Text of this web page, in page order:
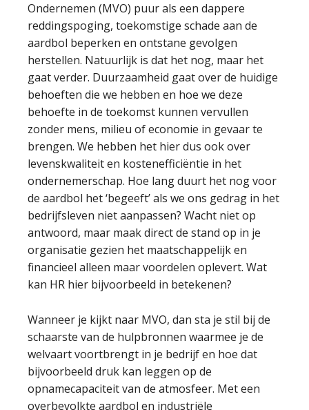
Ondernemen (MVO) puur als een dappere
reddingspoging, toekomstige schade aan de
aardbol beperken en ontstane gevolgen
herstellen. Natuurlijk is dat het nog, maar het
gaat verder. Duurzaamheid gaat over de huidige
behoeften die we hebben en hoe we deze
behoefte in de toekomst kunnen vervullen
zonder mens, milieu of economie in gevaar te
brengen. We hebben het hier dus ook over
levenskwaliteit en kostenefficiëntie in het
ondernemerschap. Hoe lang duurt het nog voor
de aardbol het ‘begeeft’ als we ons gedrag in het
bedrijfsleven niet aanpassen? Wacht niet op
antwoord, maar maak direct de stand op in je
organisatie gezien het maatschappelijk en
financieel alleen maar voordelen oplevert. Wat
kan HR hier bijvoorbeeld in betekenen?
Wanneer je kijkt naar MVO, dan sta je stil bij de
schaarste van de hulpbronnen waarmee je de
welvaart voortbrengt in je bedrijf en hoe dat
bijvoorbeeld druk kan leggen op de
opnamecapaciteit van de atmosfeer. Met een
overbevolkte aardbol en industriële